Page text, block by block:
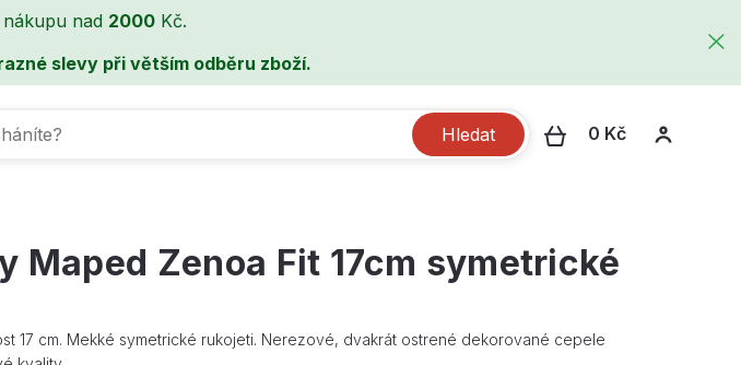
nad 2000 Kč.
slevy při větším odběru zboží.
Hledat 0 Kč
Maped Zenoa Fit 17cm symetrické
17 cm. Mekké symetrické rukojeti. Nerezové, dvakrát ostrené dekorované cepele